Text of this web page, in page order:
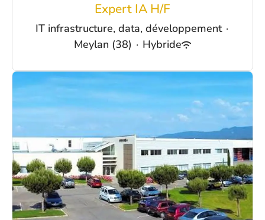
Expert IA H/F
IT infrastructure, data, développement ·
Meylan (38) · Hybride